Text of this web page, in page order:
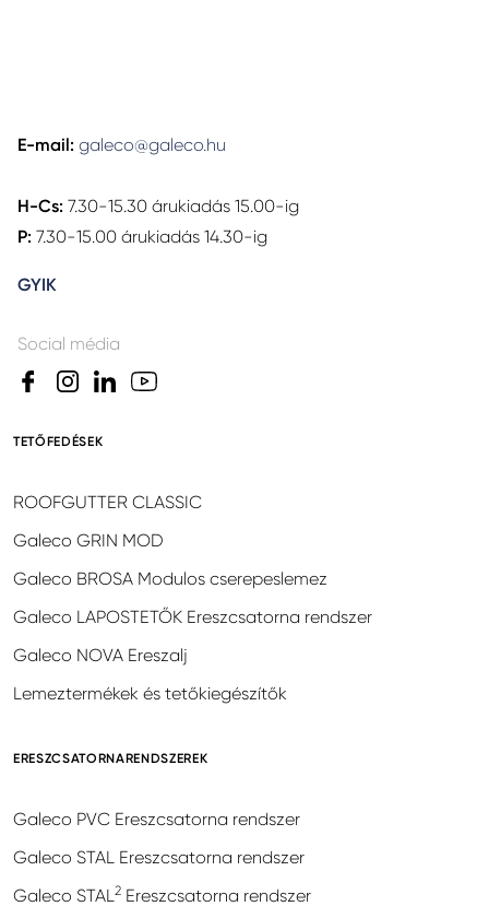
E-mail: galeco@galeco.hu
H-Cs: 7.30-15.30 árukiadás 15.00-ig
P: 7.30-15.00 árukiadás 14.30-ig
GYIK
Social média
TETŐFEDÉSEK
ROOFGUTTER CLASSIC
Galeco GRIN MOD
Galeco BROSA Modulos cserepeslemez
Galeco LAPOSTETŐK Ereszcsatorna rendszer
Galeco NOVA Ereszalj
Lemeztermékek és tetőkiegészítők
ERESZCSATORNARENDSZEREK
Galeco PVC Ereszcsatorna rendszer
Galeco STAL Ereszcsatorna rendszer
Galeco STAL2 Ereszcsatorna rendszer